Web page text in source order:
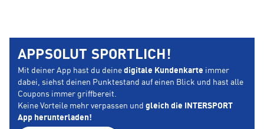
APPSOLUT SPORTLICH!
Mit deiner App hast du deine digitale Kundenkarte immer
dabei, siehst deinen Punktestand auf einen Blick und hast alle
Coupons immer griffbereit.
Keine Vorteile mehr verpassen und gleich die INTERSPORT
App herunterladen!